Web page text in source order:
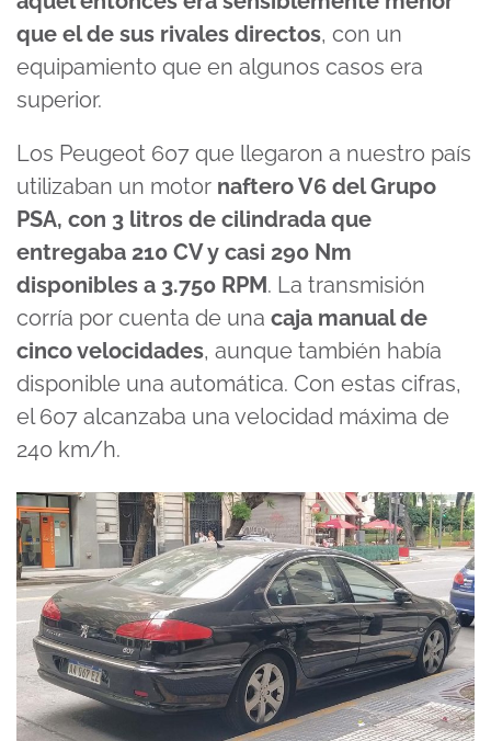
que el de sus rivales directos, con un
equipamiento que en algunos casos era
superior.
Los Peugeot 607 que llegaron a nuestro país
utilizaban un motor naftero V6 del Grupo
PSA, con 3 litros de cilindrada que
entregaba 210 CV y casi 290 Nm
disponibles a 3.750 RPM. La transmisión
corría por cuenta de una caja manual de
cinco velocidades, aunque también había
disponible una automática. Con estas cifras,
el 607 alcanzaba una velocidad máxima de
240 km/h.